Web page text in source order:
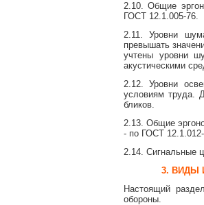
2.10. Общие
ГОСТ 12.1.005-76.
2.11. Уровни
превышать
учтены уровни
акустическими
2.12. Уровни
условиям труда.
бликов.
2.13. Общие
- по ГОСТ
2.14. Сигнальные
3. ВИДЫ
Настоящий
обороны.